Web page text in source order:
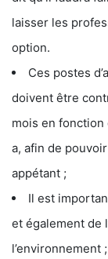
laisser les
option.
Ces postes
doivent être
mois en
a, afin de
appétant ;
Il est
et également de
l’environnement ;